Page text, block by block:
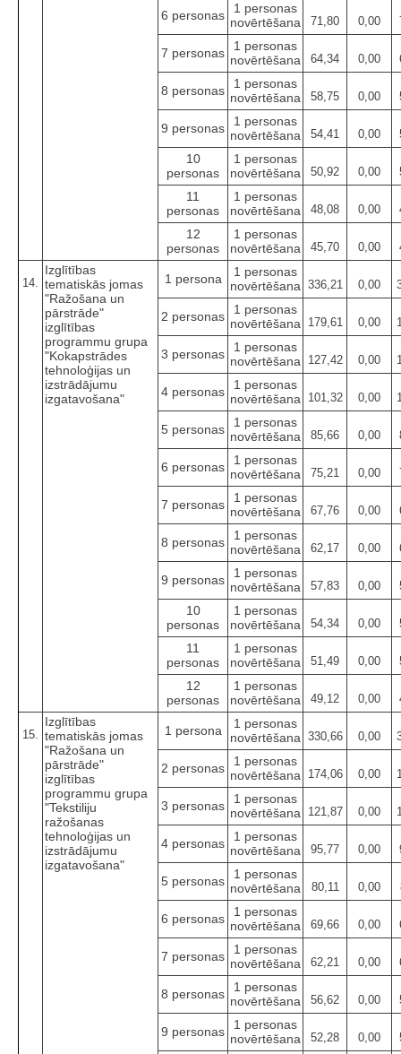
6 personas
1 personas
novērtēšana
71,80 0,00
7 personas
1 personas
novērtēšana
64,34 0,00
8 personas
1 personas
novērtēšana
58,75 0,00
9 personas
1 personas
novērtēšana
54,41 0,00
10
personas
1 personas
novērtēšana
50,92 0,00
11
personas
1 personas
novērtēšana
48,08 0,00
12
personas
1 personas
novērtēšana
45,70 0,00
14.
Izglītības
tematiskās jomas
"Ražošana un
pārstrāde"
izglītības
programmu grupa
"Kokapstrādes
tehnoloģijas un
izstrādājumu
izgatavošana"
1 persona
1 personas
novērtēšana 336,21 0,00
2 personas
1 personas
novērtēšana
179,61 0,00
3 personas
1 personas
novērtēšana
127,42 0,00
4 personas
1 personas
novērtēšana
101,32 0,00
5 personas
1 personas
novērtēšana
85,66 0,00
6 personas
1 personas
novērtēšana
75,21 0,00
7 personas
1 personas
novērtēšana
67,76 0,00
8 personas
1 personas
novērtēšana
62,17 0,00
9 personas
1 personas
novērtēšana
57,83 0,00
10
personas
1 personas
novērtēšana
54,34 0,00
11
personas
1 personas
novērtēšana
51,49 0,00
12
personas
1 personas
novērtēšana
49,12 0,00
15.
Izglītības
tematiskās jomas
"Ražošana un
pārstrāde"
izglītības
programmu grupa
"Tekstiliju
ražošanas
tehnoloģijas un
izstrādājumu
izgatavošana"
1 persona
1 personas
novērtēšana 330,66 0,00
2 personas
1 personas
novērtēšana
174,06 0,00
3 personas
1 personas
novērtēšana
121,87 0,00
4 personas
1 personas
novērtēšana
95,77 0,00
5 personas
1 personas
novērtēšana
80,11 0,00
6 personas
1 personas
novērtēšana
69,66 0,00
7 personas
1 personas
novērtēšana
62,21 0,00
8 personas
1 personas
novērtēšana
56,62 0,00
9 personas
1 personas
novērtēšana
52,28 0,00